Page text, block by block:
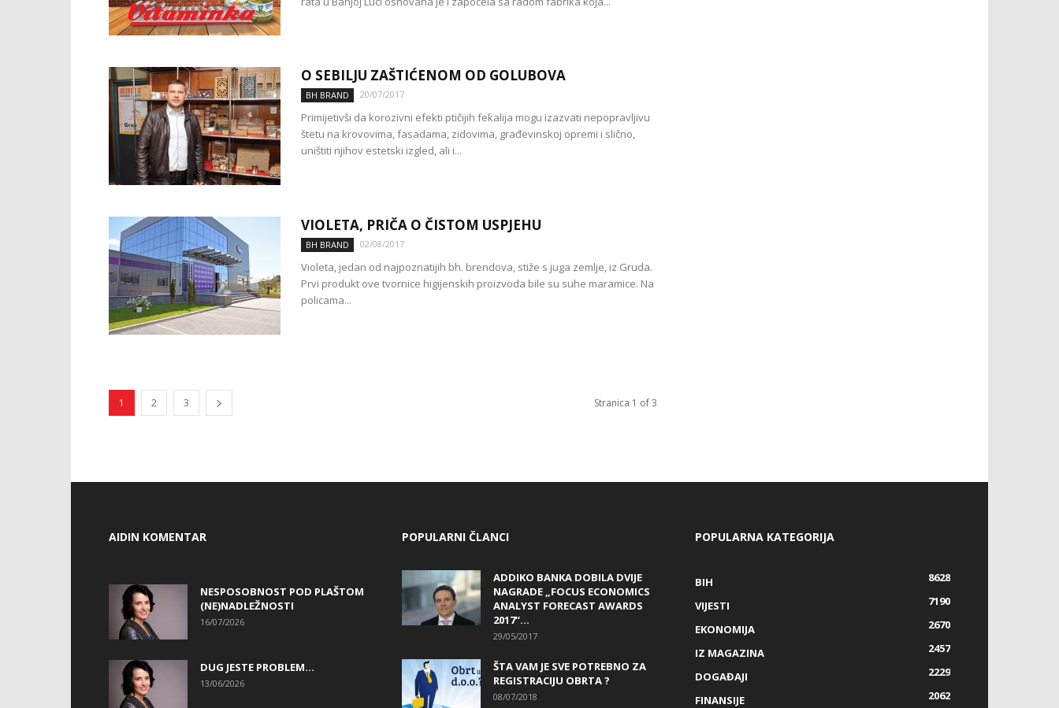
O SEBILJU ZAŠTIĆENOM OD GOLUBOVA
BH BRAND 20/07/2017
Primijetivši da korozivni efekti ptičijih fekalija mogu izazvati nepopravljivu
štetu na krovovima, fasadama, zidovima, građevinskoj opremi i slično,
uništiti njihov estetski izgled, ali i...
VIOLETA, PRIČA O ČISTOM USPJEHU
BH BRAND 02/08/2017
Violeta, jedan od najpoznatijih bh. brendova, stiže s juga zemlje, iz Gruda.
Prvi produkt ove tvornice higijenskih proizvoda bile su suhe maramice. Na
policama...
1 2 3 Stranica 1 of 3
AIDIN KOMENTAR
NESPOSOBNOST POD PLAŠTOM
(NE)NADLEŽNOSTI
16/07/2026
DUG JESTE PROBLEM…
13/06/2026
POPULARNI ČLANCI
ADDIKO BANKA DOBILA DVIJE
NAGRADE „FOCUS ECONOMICS
ANALYST FORECAST AWARDS
2017“...
29/05/2017
ŠTA VAM JE SVE POTREBNO ZA
REGISTRACIJU OBRTA ?
08/07/2018
POPULARNA KATEGORIJA
BIH
8628
VIJESTI
7190
EKONOMIJA
2670
IZ MAGAZINA
2457
DOGAĐAJI
2229
FINANSIJE
2062